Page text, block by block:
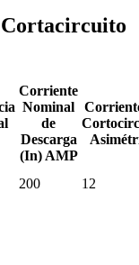
Cortacircuito
Corriente
Nominal
de
Descarga
(In) AMP
200 12